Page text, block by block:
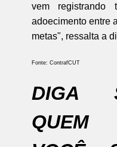
vem registrando
adoecimento entre
metas", ressalta a
Fonte: ContrafCUT
DIGA
QUEM